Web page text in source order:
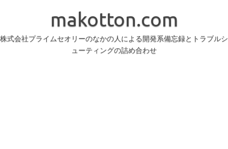
へ
makotton.com
株式会社プライムセオリーのなかの人による開発系備忘録とトラブルシ
ューティングの詰め合わせ